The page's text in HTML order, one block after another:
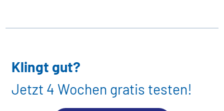
Klingt gut?
Jetzt 4 Wochen gratis testen!